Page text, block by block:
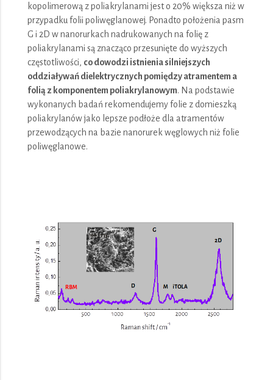
kopolimerową z poliakrylanami jest o 20% większa niż w
przypadku folii poliwęglanowej. Ponadto położenia pasm
G i 2D w nanorurkach nadrukowanych na folię z
poliakrylanami są znacząco przesunięte do wyższych
częstotliwości, co dowodzi istnienia silniejszych
oddziaływań dielektrycznych pomiędzy atramentem a
folią z komponentem poliakrylanowym. Na podstawie
wykonanych badań rekomendujemy folie z domieszką
poliakrylanów jako lepsze podłoże dla atramentów
przewodzących na bazie nanorurek węglowych niż folie
poliwęglanowe.